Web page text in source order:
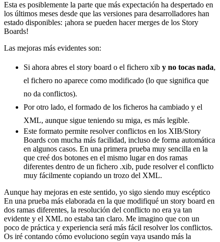
Esta es posiblemente la parte que más expectación ha despertado en
los últimos meses desde que las versiones para desarrolladores han
estado disponibles: ¡ahora se pueden hacer merges de los Story
Boards!
Las mejoras más evidentes son:
Si ahora abres el story board o el fichero xib y no tocas nada,
el fichero no aparece como modificado (lo que significa que
no da conflictos).
Por otro lado, el formado de los ficheros ha cambiado y el
XML, aunque sigue teniendo su miga, es más legible.
Este formato permite resolver conflictos en los XIB/Story
Boards con mucha más facilidad, incluso de forma automática
en algunos casos. En una primera prueba muy sencilla en la
que creé dos botones en el mismo lugar en dos ramas
diferentes dentro de un fichero .xib, pude resolver el conflicto
muy fácilmente copiando un trozo del XML.
Aunque hay mejoras en este sentido, yo sigo siendo muy escéptico
En una prueba más elaborada en la que modifiqué un story board en
dos ramas diferentes, la resolución del conflicto no era ya tan
evidente y el XML no estaba tan claro. Me imagino que con un
poco de práctica y experiencia será más fácil resolver los conflictos.
Os iré contando cómo evoluciono según vaya usando más la